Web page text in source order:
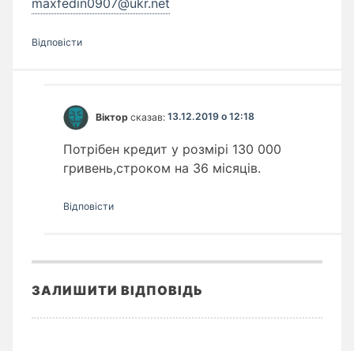
maxfedin0907@ukr.net
Відповіcти
Віктор сказав: 13.12.2019 о 12:18
Потрібен кредит у розмірі 130 000
гривень,строком на 36 місяців.
Відповіcти
ЗАЛИШИТИ ВІДПОВІДЬ